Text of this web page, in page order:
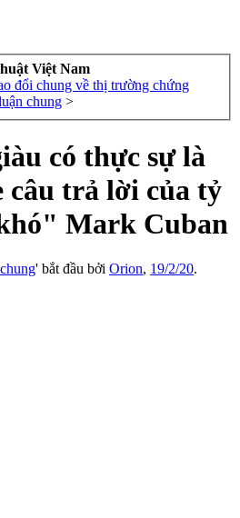
Việt Nam
đổi chung về thị trường chứng
chung >
có thực sự là
câu trả lời của tỷ
Mark Cuban
' bắt đầu bởi Orion, 19/2/20.